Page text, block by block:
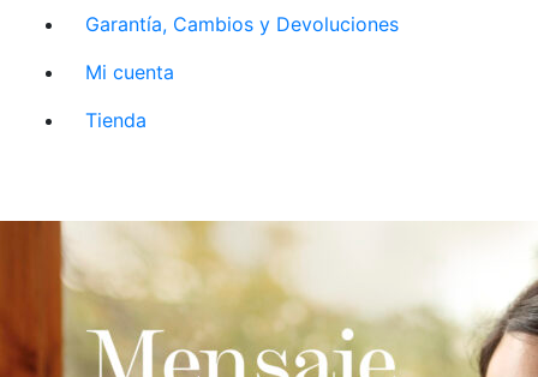
Garantía, Cambios y Devoluciones
Mi cuenta
Tienda